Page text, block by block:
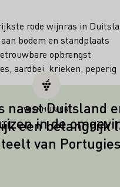
rode wijnras in
bodem en standplaats
opbrengst
aardbei, krieken, peperig
naast Duitsland
een belangrijk
van
belangrijk land voor
is niet Portugal,
doet vermoeden,
WIJNHUIZEN
in de